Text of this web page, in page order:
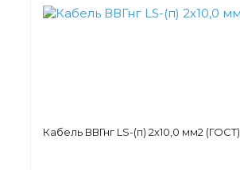
Кабель ВВГнг LS-(п) 2х10,0 мм2 (ГОСТ)